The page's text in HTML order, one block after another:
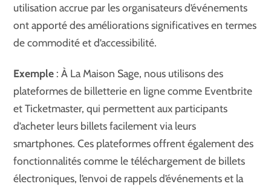
utilisation accrue par les organisateurs d’événements
ont apporté des améliorations significatives en termes
de commodité et d’accessibilité.
Exemple : À La Maison Sage, nous utilisons des
plateformes de billetterie en ligne comme Eventbrite
et Ticketmaster, qui permettent aux participants
d’acheter leurs billets facilement via leurs
smartphones. Ces plateformes offrent également des
fonctionnalités comme le téléchargement de billets
électroniques, l’envoi de rappels d’événements et la